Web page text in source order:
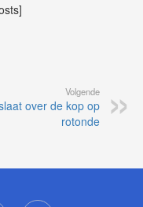
Volgende
over de kop op
rotonde